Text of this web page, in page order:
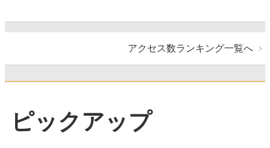
アクセス数ランキング一覧へ
ピックアップ